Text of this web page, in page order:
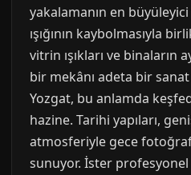
yakalamanın en
ışığının kaybolmasıyla
vitrin ışıkları ve binaların
bir mekânı adeta bir
Yozgat, bu anlamda
hazine. Tarihi yapıları,
atmosferiyle gece
sunuyor. İster